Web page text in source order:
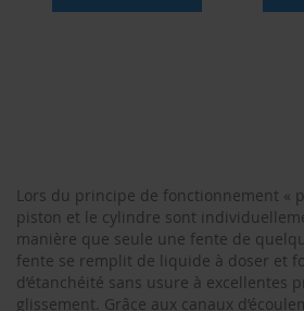
Lors du principe de fonctionnement «
piston et le cylindre sont
manière que seule une fente de
fente se remplit de liquide à doser et
d’étanchéité sans usure à excellentes
glissement. Grâce aux canaux